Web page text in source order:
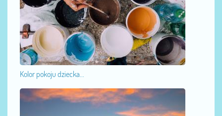
Kolor pokoju dziecka...